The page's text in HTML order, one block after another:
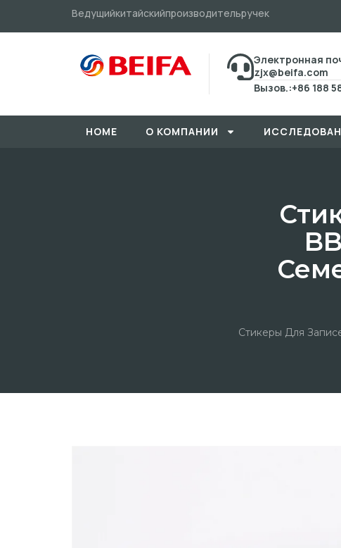
Ведущийкитайскийпроизводительручек
Электронная
zjx@beifa.com
Вызов.:+86 188
HOME О КОМПАНИИ
Стикеры Для